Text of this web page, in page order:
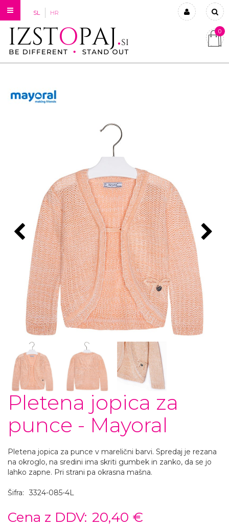
SL HR
Prijavi se
0
Pletena jopica za
punce - Mayoral
Pletena jopica za punce v marelični barvi. Spredaj je rezana
na okroglo, na sredini ima skriti gumbek in zanko, da se jo
lahko zapne. Pri strani pa okrasna mašna.
Šifra: 3324-085-4L
Cena z DDV: 20,40 €